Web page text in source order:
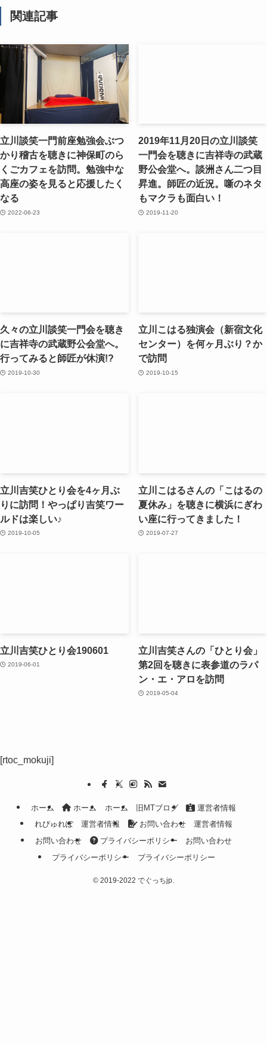
関連記事
立川談笑一門前座勉強会ぶつ
かり稽古を聴きに神保町のら
くごカフェを訪問。勉強中な
高座の姿を見ると応援したく
なる
2022-06-23
2019年11月20日の立川談笑
一門会を聴きに吉祥寺の武蔵
野公会堂へ。談洲さん二つ目
昇進。師匠の近況。噺のネタ
もマクラも面白い！
2019-11-20
久々の立川談笑一門会を聴き
に吉祥寺の武蔵野公会堂へ。
行ってみると師匠が休演!?
2019-10-30
立川こはる独演会（新宿文化
センター）を何ヶ月ぶり？か
で訪問
2019-10-15
立川吉笑ひとり会を4ヶ月ぶ
りに訪問！やっぱり吉笑ワー
ルドは楽しい♪
2019-10-05
立川こはるさんの「こはるの
夏休み」を聴きに横浜にぎわ
い座に行ってきました！
2019-07-27
立川吉笑ひとり会190601
2019-06-01
立川吉笑さんの「ひとり会」
第2回を聴きに表参道のラパ
ン・エ・アロを訪問
2019-05-04
[rtoc_mokuji]
ホーム ホーム ホーム 旧MTブログ
運営者情報
れびゅれぽ
運営者情報 お問い合わせ
運営者情報
お問い合わせ
プライバシーポリシー
お問い合わせ
プライバシーポリシー
プライバシーポリシー
© 2019-2022 でぐっちjp.